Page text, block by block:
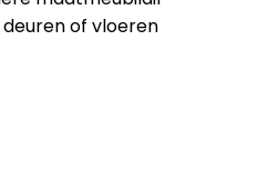
of vloeren